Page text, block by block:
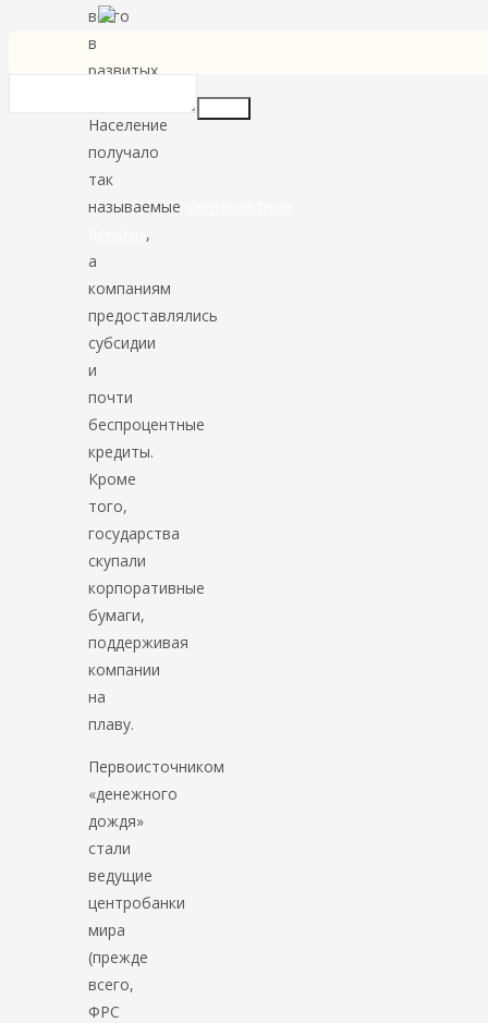
всего
в
развитых
Население
получало
так
называемые
,
а
компаниям
предоставлялись
субсидии
и
почти
беспроцентные
кредиты.
Кроме
того,
государства
скупали
корпоративные
бумаги,
поддерживая
компании
на
плаву.
Первоисточником
«денежного
дождя»
стали
ведущие
центробанки
мира
(прежде
всего,
ФРС